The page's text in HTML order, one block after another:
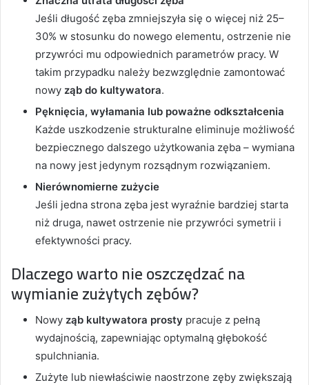
Jeśli długość zęba zmniejszyła się o więcej niż 25–
30% w stosunku do nowego elementu, ostrzenie nie
przywróci mu odpowiednich parametrów pracy. W
takim przypadku należy bezwzględnie zamontować
nowy ząb do kultywatora.
Pęknięcia, wyłamania lub poważne odkształcenia
Każde uszkodzenie strukturalne eliminuje możliwość
bezpiecznego dalszego użytkowania zęba – wymiana
na nowy jest jedynym rozsądnym rozwiązaniem.
Nierównomierne zużycie
Jeśli jedna strona zęba jest wyraźnie bardziej starta
niż druga, nawet ostrzenie nie przywróci symetrii i
efektywności pracy.
Dlaczego warto nie oszczędzać na
wymianie zużytych zębów?
Nowy ząb kultywatora prosty pracuje z pełną
wydajnością, zapewniając optymalną głębokość
spulchniania.
Zużyte lub niewłaściwie naostrzone zęby zwiększają